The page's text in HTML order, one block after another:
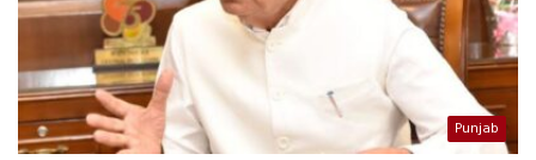
Punjab